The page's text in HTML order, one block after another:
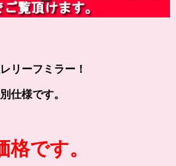
リーフミラー！
仕様です。
です。